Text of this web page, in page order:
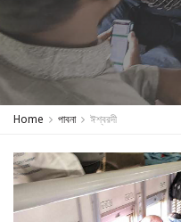
Home পাবনা ঈশ্বরদী